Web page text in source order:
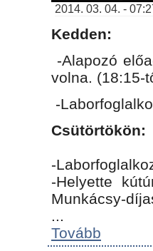
2014. 03. 04. -
Kedden:
-Alapozó
volna. (18:15-
-
Csütörtökön:
-
-Helyette
Munkácsy-
...
Tovább